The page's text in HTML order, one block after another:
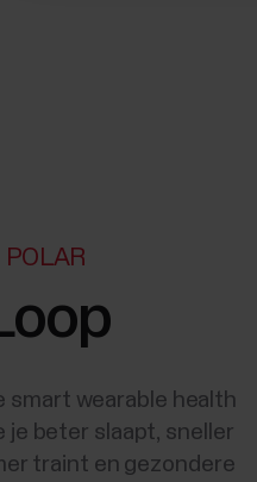
POLAR
smart wearable health
je beter slaapt, sneller
traint en gezondere